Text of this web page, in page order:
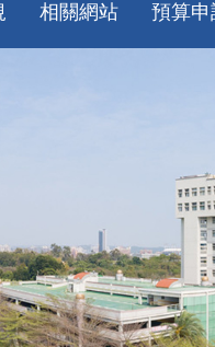
相關網站 預算申